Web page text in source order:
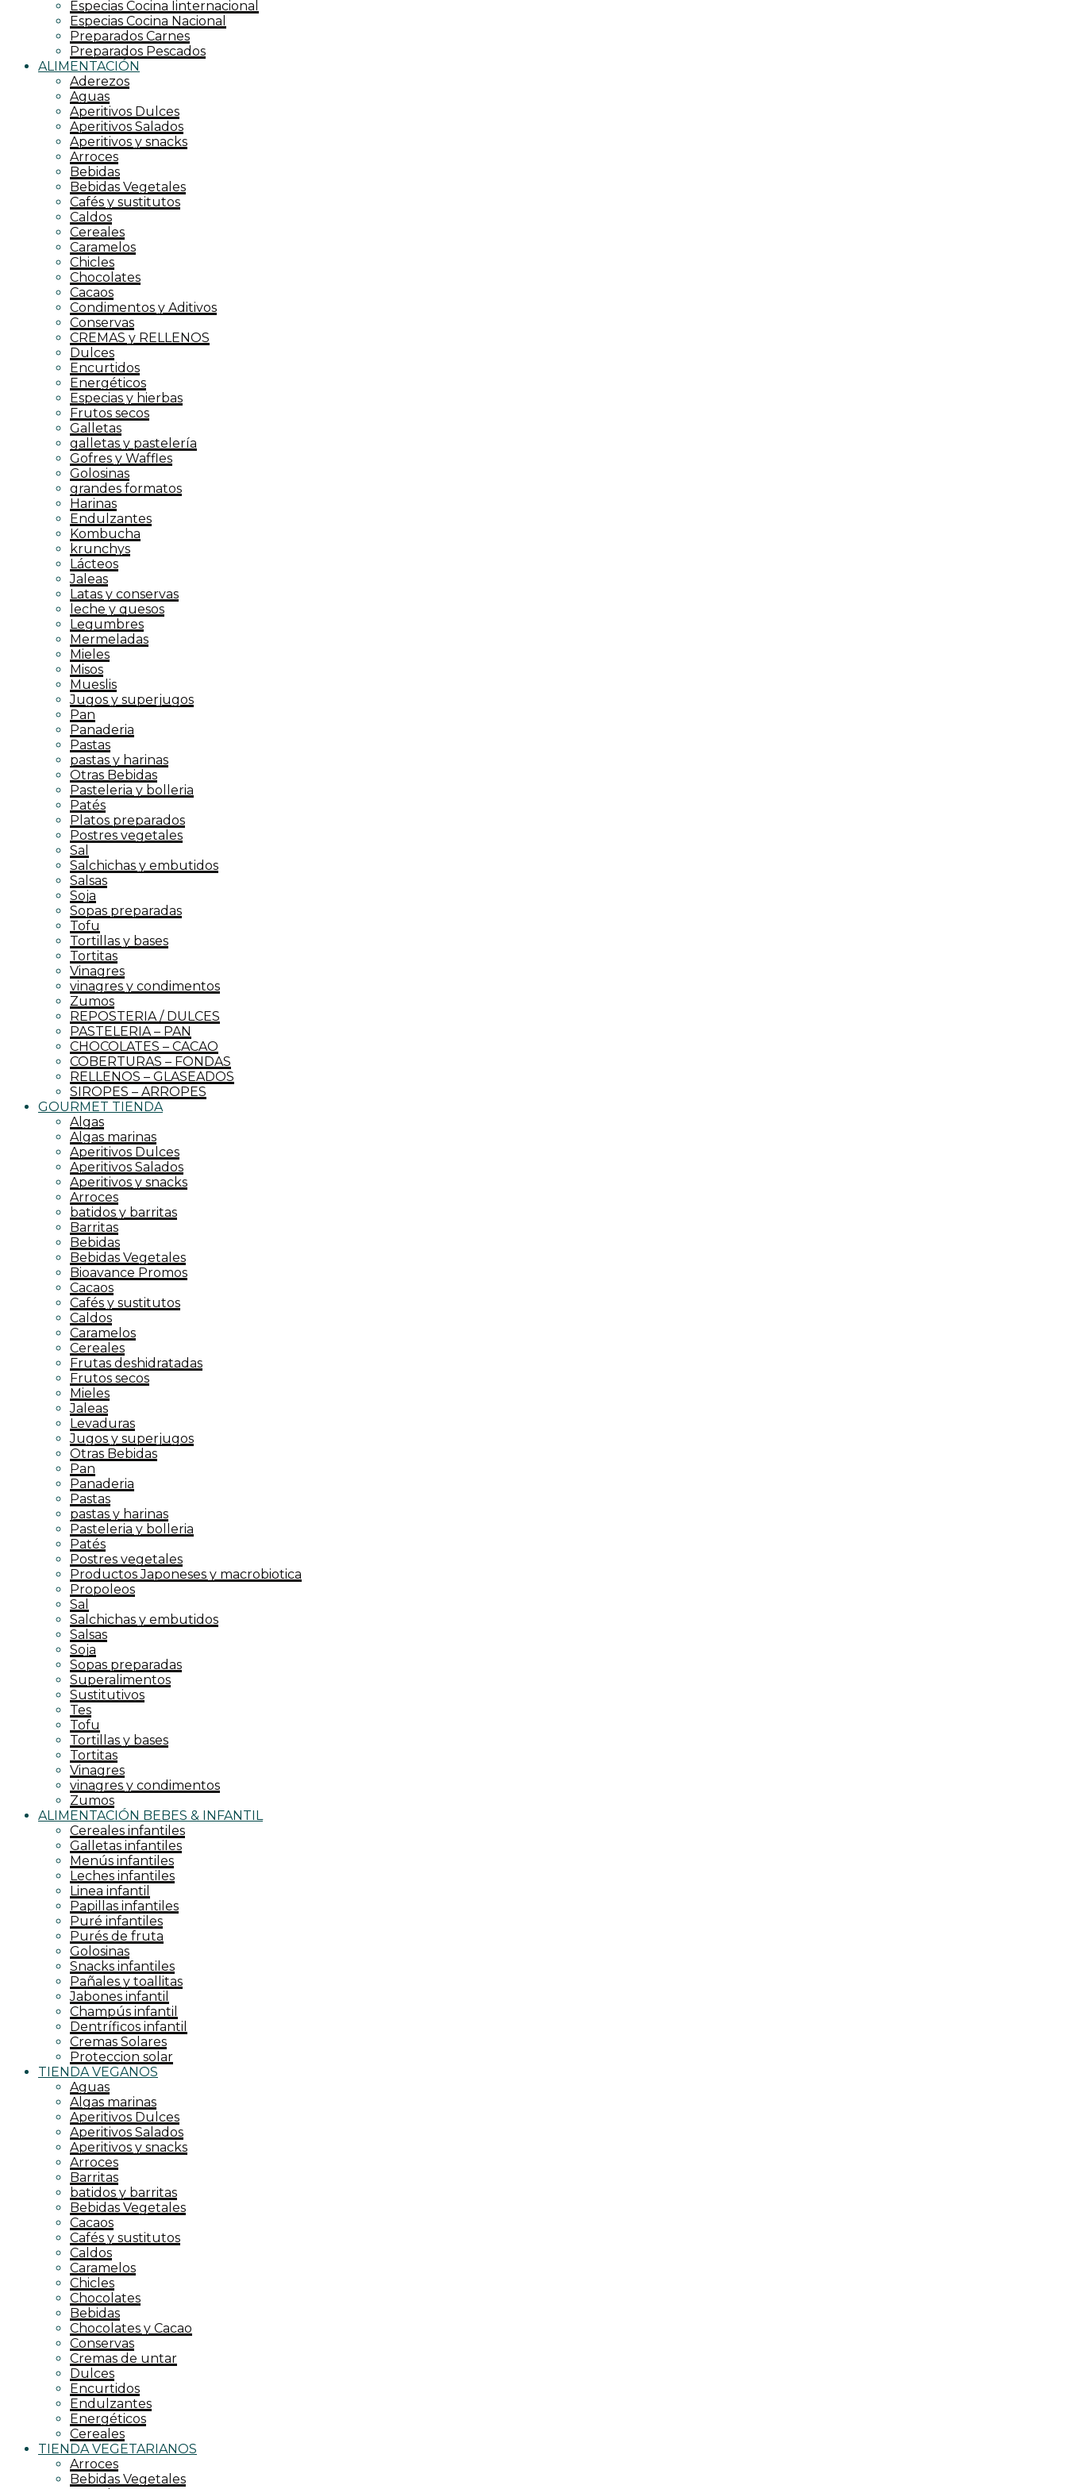
Especias Cocina Iinternacional
Especias Cocina Nacional
Preparados Carnes
Preparados Pescados
ALIMENTACIÓN
Aderezos
Aguas
Aperitivos Dulces
Aperitivos Salados
Aperitivos y snacks
Arroces
Bebidas
Bebidas Vegetales
Cafés y sustitutos
Caldos
Cereales
Caramelos
Chicles
Chocolates
Cacaos
Condimentos y Aditivos
Conservas
CREMAS y RELLENOS
Dulces
Encurtidos
Energéticos
Especias y hierbas
Frutos secos
Galletas
galletas y pastelería
Gofres y Waffles
Golosinas
grandes formatos
Harinas
Endulzantes
Kombucha
krunchys
Lácteos
Jaleas
Latas y conservas
leche y quesos
Legumbres
Mermeladas
Mieles
Misos
Mueslis
Jugos y superjugos
Pan
Panaderia
Pastas
pastas y harinas
Otras Bebidas
Pasteleria y bolleria
Patés
Platos preparados
Postres vegetales
Sal
Salchichas y embutidos
Salsas
Soja
Sopas preparadas
Tofu
Tortillas y bases
Tortitas
Vinagres
vinagres y condimentos
Zumos
REPOSTERIA / DULCES
PASTELERIA – PAN
CHOCOLATES – CACAO
COBERTURAS – FONDAS
RELLENOS – GLASEADOS
SIROPES – ARROPES
GOURMET TIENDA
Algas
Algas marinas
Aperitivos Dulces
Aperitivos Salados
Aperitivos y snacks
Arroces
batidos y barritas
Barritas
Bebidas
Bebidas Vegetales
Bioavance Promos
Cacaos
Cafés y sustitutos
Caldos
Caramelos
Cereales
Frutas deshidratadas
Frutos secos
Mieles
Jaleas
Levaduras
Jugos y superjugos
Otras Bebidas
Pan
Panaderia
Pastas
pastas y harinas
Pasteleria y bolleria
Patés
Postres vegetales
Productos Japoneses y macrobiotica
Propoleos
Sal
Salchichas y embutidos
Salsas
Soja
Sopas preparadas
Superalimentos
Sustitutivos
Tes
Tofu
Tortillas y bases
Tortitas
Vinagres
vinagres y condimentos
Zumos
ALIMENTACIÓN BEBES & INFANTIL
Cereales infantiles
Galletas infantiles
Menús infantiles
Leches infantiles
Linea infantil
Papillas infantiles
Puré infantiles
Purés de fruta
Golosinas
Snacks infantiles
Pañales y toallitas
Jabones infantil
Champús infantil
Dentríficos infantil
Cremas Solares
Proteccion solar
TIENDA VEGANOS
Aguas
Algas marinas
Aperitivos Dulces
Aperitivos Salados
Aperitivos y snacks
Arroces
Barritas
batidos y barritas
Bebidas Vegetales
Cacaos
Cafés y sustitutos
Caldos
Caramelos
Chicles
Chocolates
Bebidas
Chocolates y Cacao
Conservas
Cremas de untar
Dulces
Encurtidos
Endulzantes
Energéticos
Cereales
TIENDA VEGETARIANOS
Arroces
Bebidas Vegetales